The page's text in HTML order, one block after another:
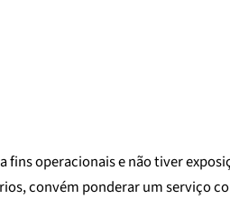
operacionais e não tiver
convém ponderar um serviço